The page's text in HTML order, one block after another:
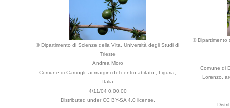
© Dipartimento di Scienze della Vita, Università degli Studi di
Trieste
Andrea Moro
Comune di Camogli, ai margini del centro abitato., Liguria,
Italia
4/11/04 0.00.00
Distributed under CC BY-SA 4.0 license.
© Dipartimento
Comune di
Lorenzo,